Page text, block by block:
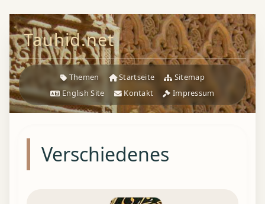
Tauhid.net
Themen Startseite
Sitemap
English Site
Kontakt Impressum
Verschiedenes